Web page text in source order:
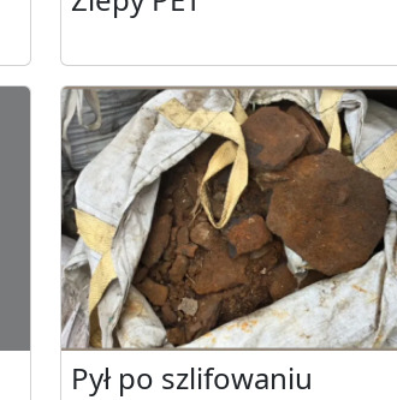
Pył po szlifowaniu